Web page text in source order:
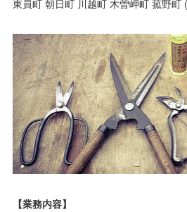
東員町 朝日町 川越町 木曽岬町 菰野町 (
【業務内容】